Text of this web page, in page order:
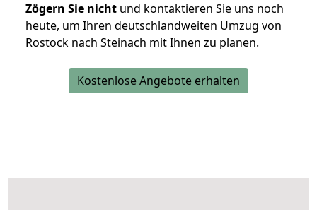
Zögern Sie nicht und kontaktieren Sie uns noch
heute, um Ihren deutschlandweiten Umzug von
Rostock nach Steinach mit Ihnen zu planen.
Kostenlose Angebote erhalten